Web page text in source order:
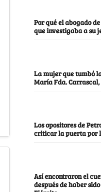
Por qué el abogado
que investigaba a su
La mujer que tumbó
María Fda.
Los opositores de
criticar la puerta por
Así encontraron el
después de haber